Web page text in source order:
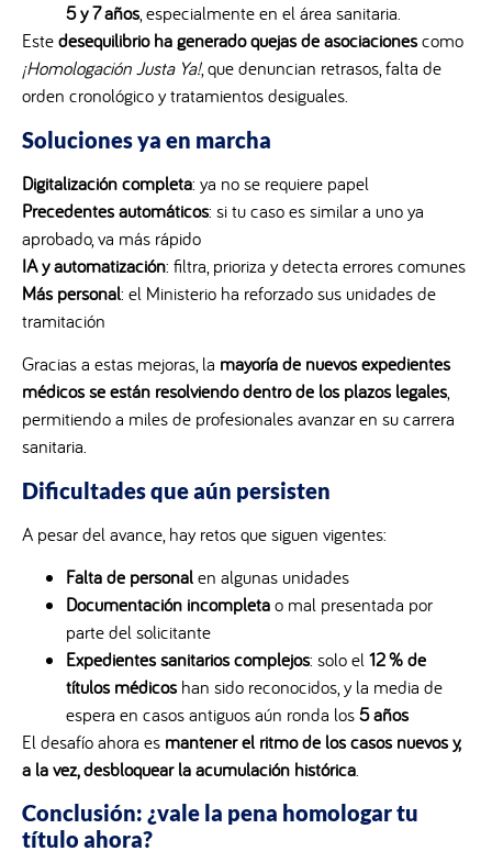
5 y 7 años, especialmente en el área sanitaria.
Estedesequilibrio ha generado quejas de asociacionescomo
¡Homologación Justa Ya!, que denuncian retrasos, falta de
orden cronológico y tratamientos desiguales.
Soluciones ya en marcha
Digitalización completa: ya no se requiere papel
Precedentes automáticos: si tu caso es similar a uno ya
aprobado, va más rápido
IA y automatización: filtra, prioriza y detecta errores comunes
Más personal: el Ministerio ha reforzado sus unidades de
tramitación
Gracias a estas mejoras, la mayoría de nuevos expedientes
médicos se están resolviendo dentro de los plazos legales,
permitiendo a miles de profesionales avanzar en su carrera
sanitaria.
Dificultades que aún persisten
A pesar del avance, hay retos que siguen vigentes:
Falta de personalen algunas unidades
Documentación incompletao mal presentada por
parte del solicitante
Expedientes sanitarios complejos: solo el12 % de
títulos médicoshan sido reconocidos, y la media de
espera en casos antiguos aún ronda los5 años
El desafío ahora es mantener el ritmo de los casos nuevos y,
a la vez, desbloquear la acumulación histórica.
Conclusión: ¿vale la pena homologar tu
título ahora?